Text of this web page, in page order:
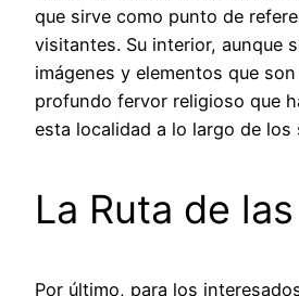
que sirve como punto de
visitantes. Su interior, aunque
imágenes y elementos que
profundo fervor religioso que
esta localidad a lo largo de los
La Ruta de
Por último, para los